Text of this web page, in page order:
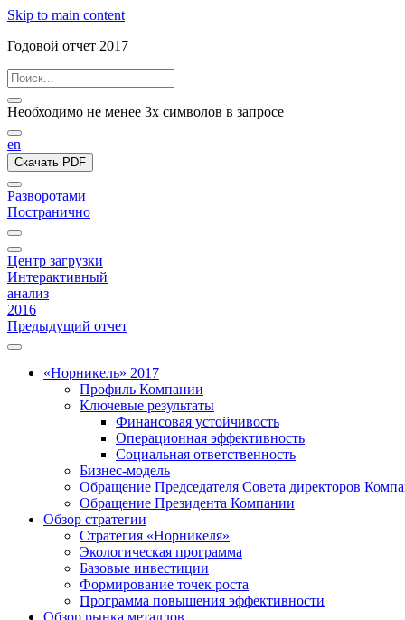
Skip to main content
Годовой отчет 2017
Необходимо не менее 3х символов в запросе
en
Скачать PDF
Разворотами
Постранично
Центр загрузки
Интерактивный
анализ
2016
Предыдущий отчет
«Норникель» 2017
Профиль Компании
Ключевые результаты
Финансовая устойчивость
Операционная эффективность
Социальная ответственность
Бизнес-модель
Обращение Председателя Совета директоров
Обращение Президента Компании
Обзор стратегии
Стратегия «Норникеля»
Экологическая программа
Базовые инвестиции
Формирование точек роста
Программа повышения эффективности
Обзор рынка металлов